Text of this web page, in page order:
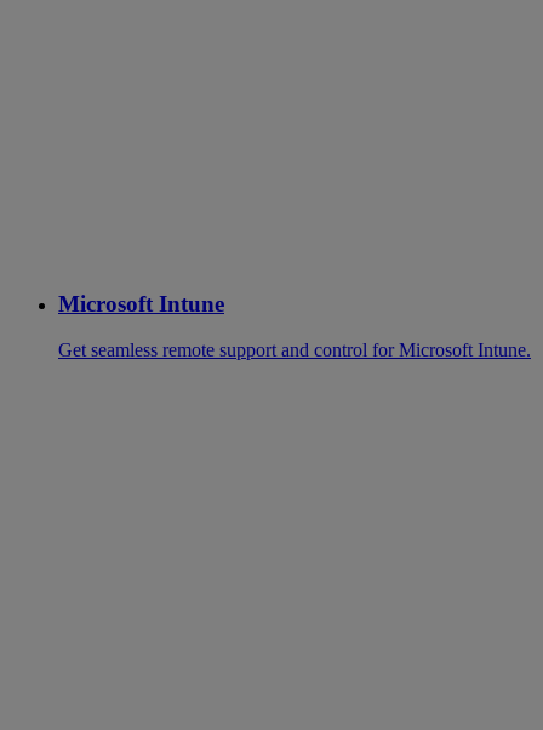
Microsoft Intune
Get seamless remote support and control for Microsoft Intune.